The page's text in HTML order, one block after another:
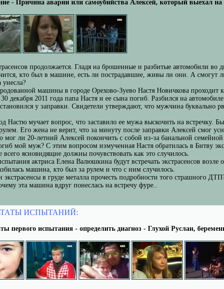
- Причина аварии или самоубийства Алексей, который выехал на
продолжается. Гладя на брошенные и разбитые автомобили
кто был в машине, есть ли пострадавшие, живы ли они. А смогут
машины в городе Орехово-Зуево Настя Новичкова проходит
декабря 2011 года папа Настя и ее сына погиб. Разбился на
у заправки. Свидетели утверждают, что мужчина буквально
Настю мучает вопрос, что заставило ее мужа выскочить на встречку.
Его жена не верит, что за минуту после заправки Алексей смог
мог ли 20-летний Алексей покончить с собой из-за банальной семейной
мой муж? С этим вопросом измученная Настя обратилась в Битву
ясновидящие должны почувствовать как это случилось.
актриса Елена Валюшкина будут встречать экстрасенсов
машина, кто был за рулем и что с ним случилось.
в груде металла прочесть подробности того страшного
эта машина вдруг понеслась на встречу фуре..
ИСПЫТАНИЙ:
первого испытания - определить диагноз - Глухой Руслан,